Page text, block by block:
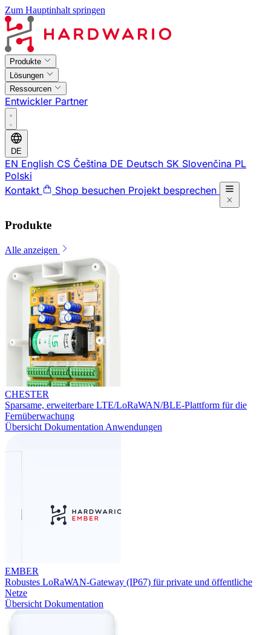
Zum Hauptinhalt springen
Produkte
Lösungen
Ressourcen
Entwickler Partner
DE
EN English CS Čeština DE Deutsch SK Slovenčina PL
Polski
Kontakt
Shop besuchen Projekt besprechen
Produkte
Alle anzeigen
CHESTER
Sparsame, erweiterbare LTE/LoRaWAN/BLE-Plattform für die
Fernüberwachung
Übersicht Dokumentation Anwendungen
EMBER
Robustes LoRaWAN-Gateway (IP67) für private und öffentliche
Netze
Übersicht Dokumentation